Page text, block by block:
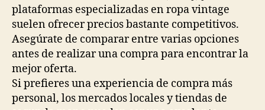
plataformas especializadas en ropa vintage
suelen ofrecer precios bastante competitivos.
Asegúrate de comparar entre varias opciones
antes de realizar una compra para encontrar la
mejor oferta.
Si prefieres una experiencia de compra más
personal, los mercados locales y tiendas de